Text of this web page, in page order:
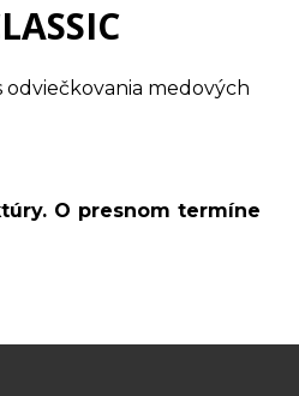
medových
O presnom termíne